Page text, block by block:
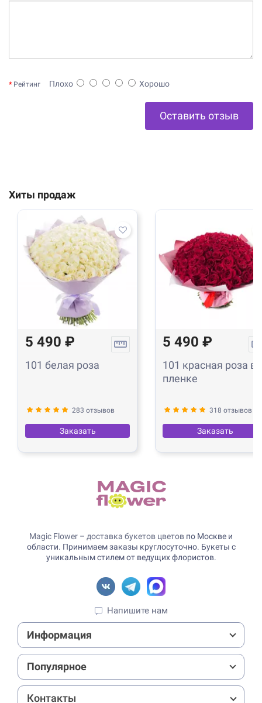
Рейтинг Плохо Хорошо
Оставить отзыв
Хиты продаж
5 490 ₽
101 белая роза
283 отзывов
Заказать
5 490 ₽
101 красная роза в
пленке
318 отзывов
Заказать
Magic Flower – доставка букетов цветов по Москве и
области. Принимаем заказы круглосуточно. Букеты с
уникальным стилем от ведущих флористов.
Напишите нам
Информация
Популярное
Контакты